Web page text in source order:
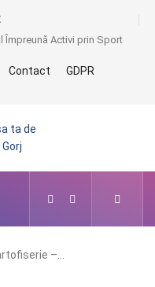
Împreună Activi prin Sport
Contact GDPR
–…